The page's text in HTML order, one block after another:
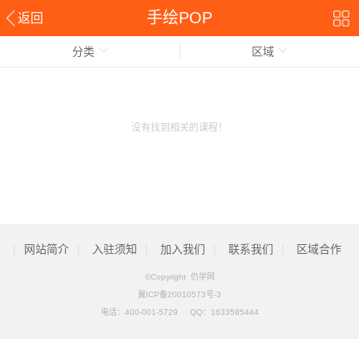
返回 手绘POP
分类 区域
没有找到相关的课程！
网站简介 入驻须知 加入我们 联系我们 区域合作
©Copyright 仍学网
冀ICP备20010573号-3
电话： 400-001-5729 QQ： 1633585444